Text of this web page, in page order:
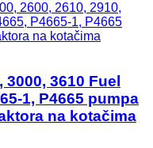
2600, 2610, 2910,
P4665-1, P4665
na kotačima
3610 Fuel
1, P4665 pumpa
na kotačima